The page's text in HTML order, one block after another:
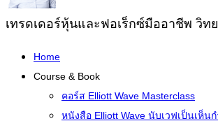
เทรดเดอร์หุ้นและฟอเร็กซ์มืออาชีพ วิท
Home
Course & Book
คอร์ส Elliott Wave Masterclass
หนังสือ Elliott Wave นับเวฟเป็นเห็น